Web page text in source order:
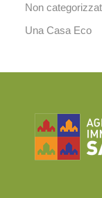
Non
Una Casa Eco